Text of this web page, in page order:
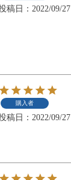
稿日 2022/09/27
購入者
稿日 2022/09/27